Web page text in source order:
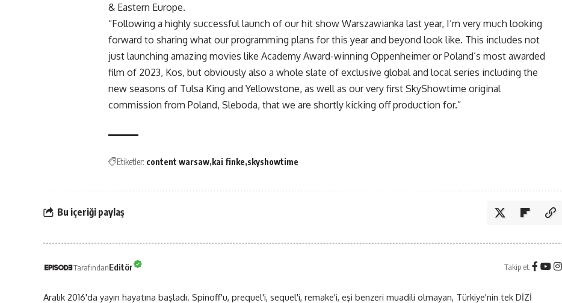
& Eastern Europe.
“Following a highly successful launch of our hit show Warszawianka last year, I’m very much looking
forward to sharing what our programming plans for this year and beyond look like. This includes not
just launching amazing movies like Academy Award-winning Oppenheimer or Poland’s most awarded
film of 2023, Kos, but obviously also a whole slate of exclusive global and local series including the
new seasons of Tulsa King and Yellowstone, as well as our very first SkyShowtime original
commission from Poland, Sleboda, that we are shortly kicking off production for.”
Etiketler: content warsaw kai finke skyshowtime
Bu içeriği paylaş
TarafındanEditör Takip et:
Aralık 2016'da yayın hayatına başladı. Spinoff'u, prequel'i, sequel'i, remake'i, eşi benzeri muadili olmayan, Türkiye'nin tek DİZİ